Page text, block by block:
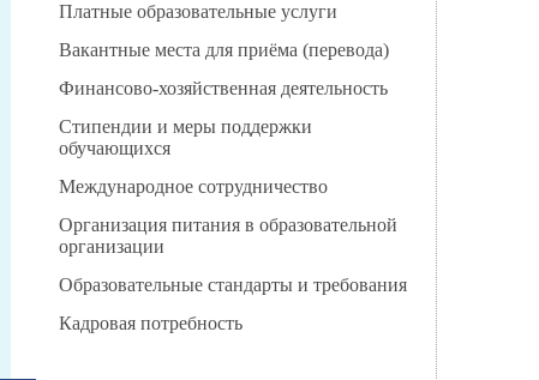
Платные образовательные услуги
Вакантные места для приёма (перевода)
Финансово-хозяйственная деятельность
Стипендии и меры поддержки
обучающихся
Международное сотрудничество
Организация питания в образовательной
организации
Образовательные стандарты и требования
Кадровая потребность